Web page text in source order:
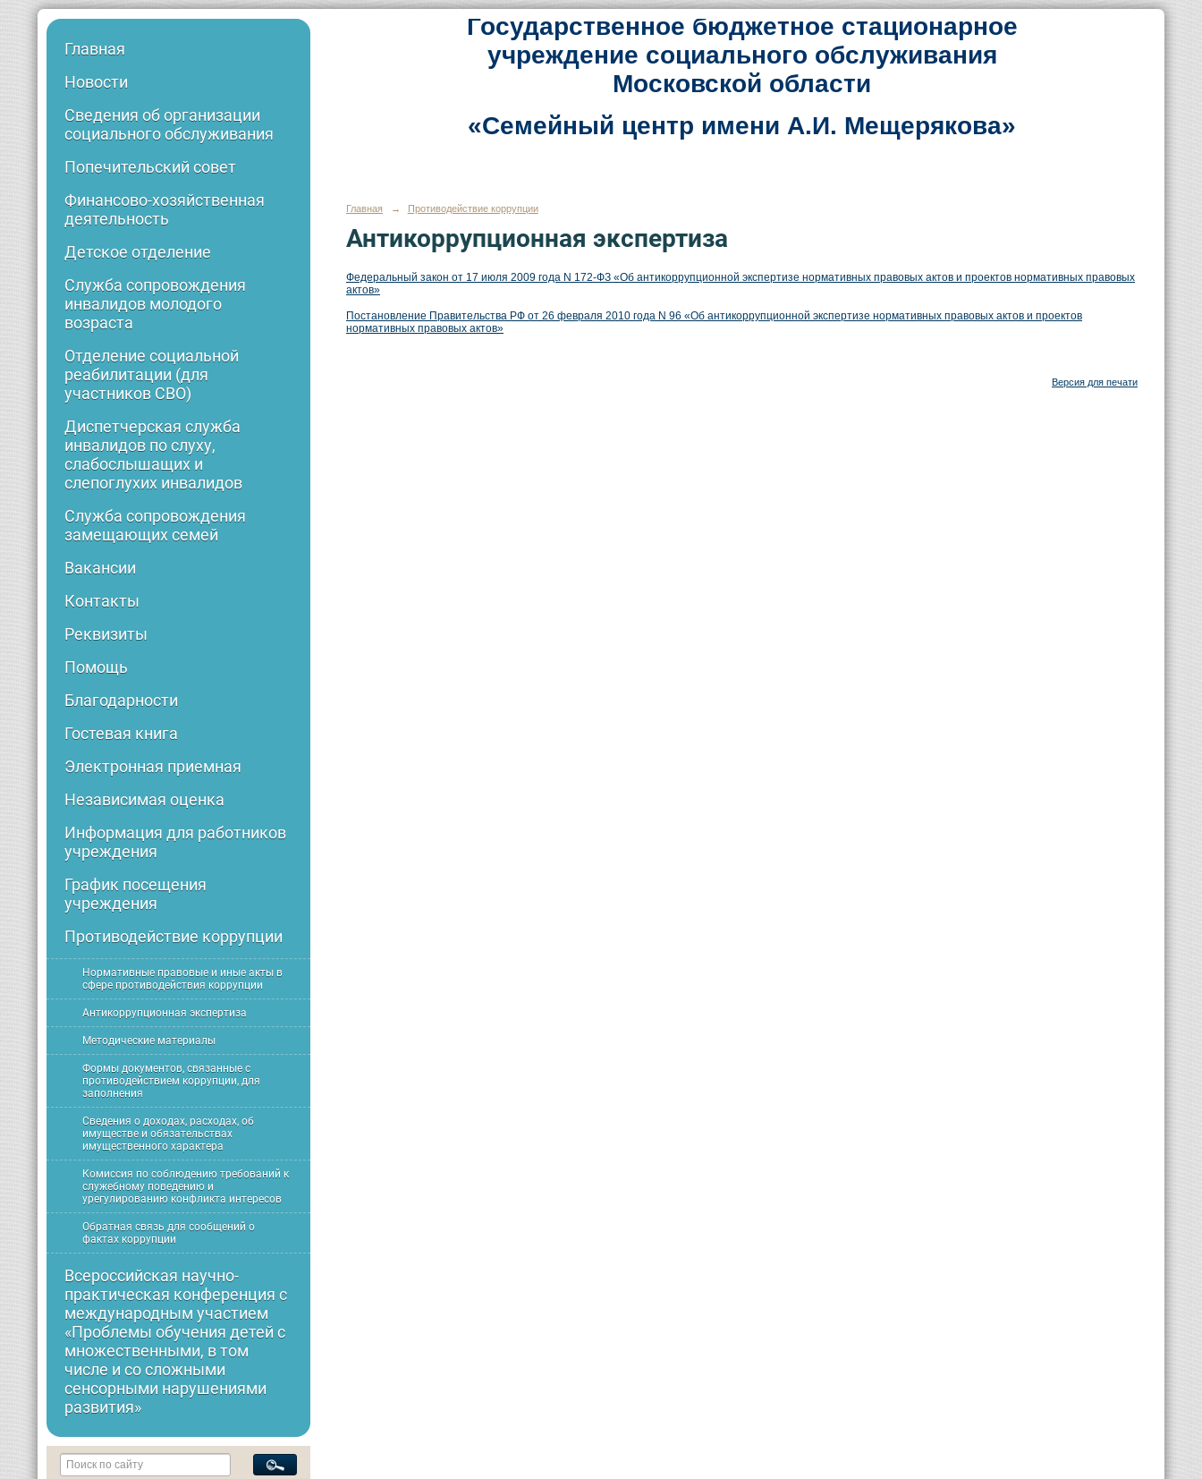
Главная
Новости
Сведения об организации
социального обслуживания
Попечительский совет
Финансово-хозяйственная
деятельность
Детское отделение
Служба сопровождения
инвалидов молодого
возраста
Отделение социальной
реабилитации (для
участников СВО)
Диспетчерская служба
инвалидов по слуху,
слабослышащих и
слепоглухих инвалидов
Служба сопровождения
замещающих семей
Вакансии
Контакты
Реквизиты
Помощь
Благодарности
Гостевая книга
Электронная приемная
Независимая оценка
Информация для работников
учреждения
График посещения
учреждения
Противодействие коррупции
Нормативные правовые и иные акты в
сфере противодействия коррупции
Антикоррупционная экспертиза
Методические материалы
Формы документов, связанные с
противодействием коррупции, для
заполнения
Сведения о доходах, расходах, об
имуществе и обязательствах
имущественного характера
Комиссия по соблюдению требований к
служебному поведению и
урегулированию конфликта интересов
Обратная связь для сообщений о
фактах коррупции
Всероссийская научно-
практическая конференция с
международным участием
«Проблемы обучения детей с
множественными, в том
числе и со сложными
сенсорными нарушениями
развития»
Государственное бюджетное стационарное
учреждение социального обслуживания
Московской области
«Семейный центр имени А.И. Мещерякова»
Главная → Противодействие коррупции
Антикоррупционная экспертиза
Федеральный закон от 17 июля 2009 года N 172-ФЗ «Об антикоррупционной экспертизе нормативных правовых актов и проектов нормативных правовых
актов»
Постановление Правительства РФ от 26 февраля 2010 года N 96 «Об антикоррупционной экспертизе нормативных правовых актов и проектов
нормативных правовых актов»
Версия для печати